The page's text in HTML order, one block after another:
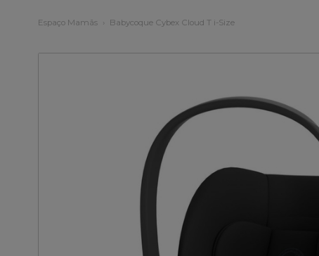
Espaço Mamãs Babycoque Cybex Cloud T i-Size